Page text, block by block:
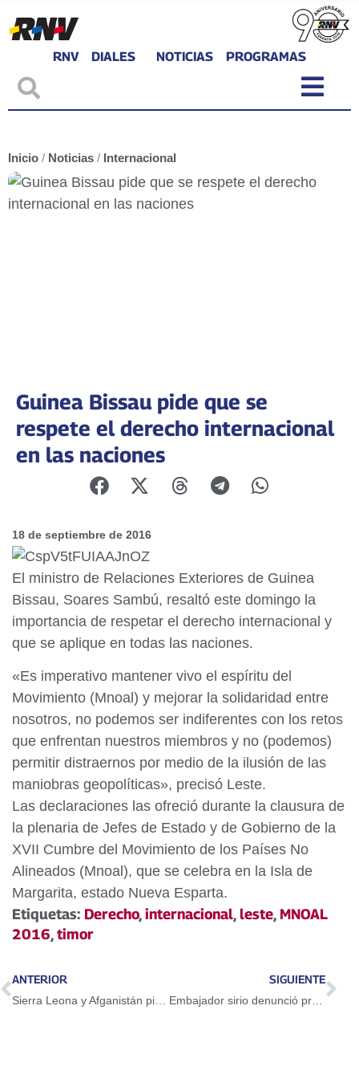
RNV DIALES NOTICIAS PROGRAMAS
Inicio / Noticias / Internacional
Guinea Bissau pide que se
respete el derecho internacional
en las naciones
18 de septiembre de 2016
El ministro de Relaciones Exteriores de Guinea
Bissau, Soares Sambú, resaltó este domingo la
importancia de respetar el derecho internacional y
que se aplique en todas las naciones.
«Es imperativo mantener vivo el espíritu del
Movimiento (Mnoal) y mejorar la solidaridad entre
nosotros, no podemos ser indiferentes con los retos
que enfrentan nuestros miembros y no (podemos)
permitir distraernos por medio de la ilusión de las
maniobras geopolíticas», precisó Leste.
Las declaraciones las ofreció durante la clausura de
la plenaria de Jefes de Estado y de Gobierno de la
XVII Cumbre del Movimiento de los Países No
Alineados (Mnoal), que se celebra en la Isla de
Margarita, estado Nueva Esparta.
Etiquetas: Derecho,internacional,leste, MNOAL
2016,timor
ANTERIOR
Sierra Leona y Afganistán piden a Mnoal unión y apoyo contra grupos extremistas
SIGUIENTE
Embajador sirio denunció pretensiones de EEUU de invadir su país